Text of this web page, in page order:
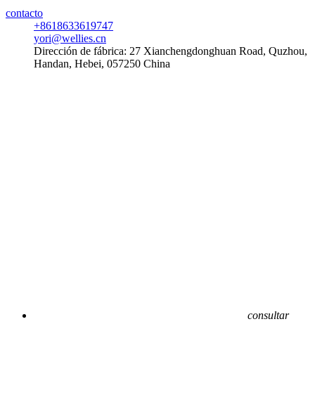
contacto
+8618633619747
yori@wellies.cn
Dirección de fábrica: 27 Xianchengdonghuan Road, Quzhou,
Handan, Hebei, 057250 China
consultar